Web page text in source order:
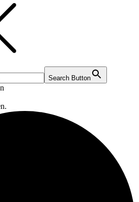
Search Button